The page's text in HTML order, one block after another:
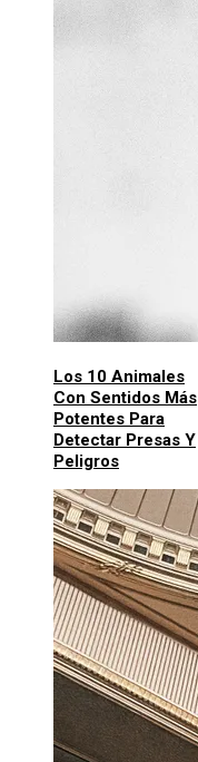
Los 10 Animales
Con Sentidos Más
Potentes Para
Detectar Presas Y
Peligros